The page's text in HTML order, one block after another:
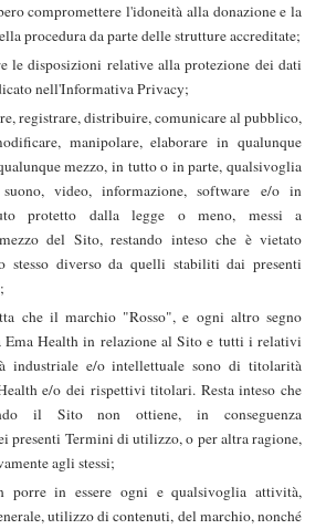
compromettere l'idoneità alla donazione e la
procedura da parte delle strutture accreditate;
le disposizioni relative alla protezione dei dati
nell'Informativa Privacy;
registrare, distribuire, comunicare al pubblico,
manipolare, elaborare in qualunque
mezzo, in tutto o in parte, qualsivoglia
video, informazione, software e/o in
protetto dalla legge o meno, messi a
del Sito, restando inteso che è vietato
stesso diverso da quelli stabiliti dai presenti
che il marchio "Rosso", e ogni altro segno
Ema Health in relazione al Sito e tutti i relativi
industriale e/o intellettuale sono di titolarità
e/o dei rispettivi titolari. Resta inteso che
il Sito non ottiene, in conseguenza
presenti Termini di utilizzo, o per altra ragione,
agli stessi;
porre in essere ogni e qualsivoglia attività,
utilizzo di contenuti, del marchio, nonché